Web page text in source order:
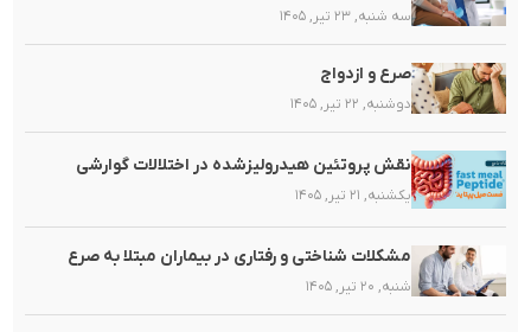
سه شنبه, ۲۳ تیر, ۱۴۰۵
صرع و ازدواج
دوشنبه, ۲۲ تیر, ۱۴۰۵
نقش پروتئین هیدرولیزشده در اختلالات گوارشی
یکشنبه, ۲۱ تیر, ۱۴۰۵
مشکلات شناختی و رفتاری در بیماران مبتلا به صرع
شنبه, ۲۰ تیر, ۱۴۰۵